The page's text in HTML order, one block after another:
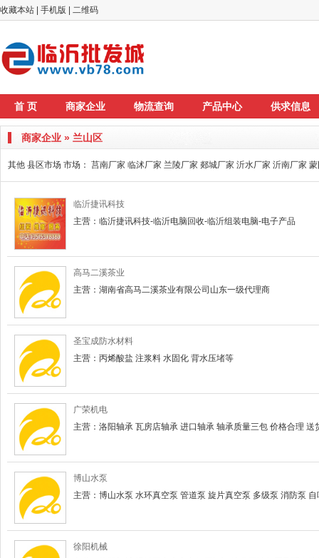
收藏本站 手机版 二维码
首 页 商家企业 物流查询 产品中心 供求信息
商家企业 » 兰山区
其他 县区市场 市场： 莒南厂家 临沭厂家 兰陵厂家 郯城厂家 沂水厂家 沂南厂家
临沂捷讯科技
主营：临沂捷讯科技-临沂电脑回收-临沂组装电脑-电子产品
高马二溪茶业
主营：湖南省高马二溪茶业有限公司山东一级代理商
圣宝成防水材料
主营：丙烯酸盐 注浆料 水固化 背水压堵等
广荣机电
主营：洛阳轴承 瓦房店轴承 进口轴承 轴承质量三包 价格合理 送
博山水泵
主营：博山水泵 水环真空泵 管道泵 旋片真空泵 多级泵 消防泵
徐阳机械